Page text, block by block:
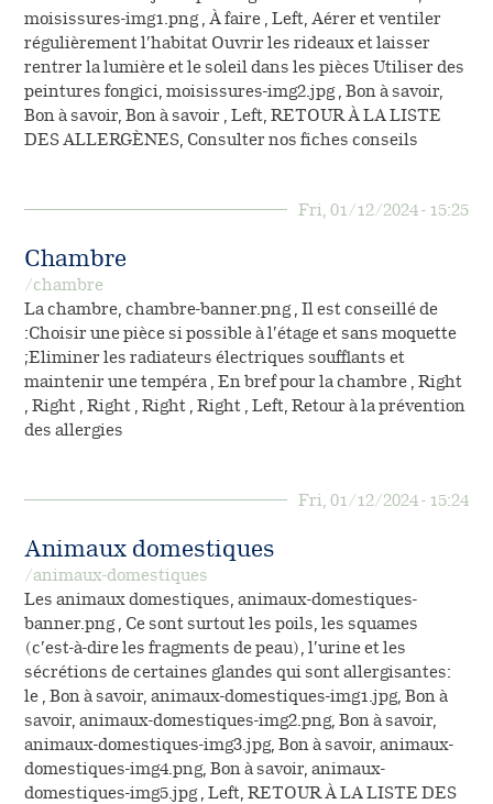
moisissures-img1.png , À faire , Left, Aérer et ventiler
régulièrement l’habitat Ouvrir les rideaux et laisser
rentrer la lumière et le soleil dans les pièces Utiliser des
peintures fongici, moisissures-img2.jpg , Bon à savoir,
Bon à savoir, Bon à savoir , Left, RETOUR À LA LISTE
DES ALLERGÈNES, Consulter nos fiches conseils
Fri, 01/12/2024 - 15:25
Chambre
/chambre
La chambre, chambre-banner.png , Il est conseillé de
:Choisir une pièce si possible à l’étage et sans moquette
;Eliminer les radiateurs électriques soufflants et
maintenir une tempéra , En bref pour la chambre , Right
, Right , Right , Right , Right , Left, Retour à la prévention
des allergies
Fri, 01/12/2024 - 15:24
Animaux domestiques
/animaux-domestiques
Les animaux domestiques, animaux-domestiques-
banner.png , Ce sont surtout les poils, les squames
(c’est-à-dire les fragments de peau), l’urine et les
sécrétions de certaines glandes qui sont allergisantes:
le , Bon à savoir, animaux-domestiques-img1.jpg, Bon à
savoir, animaux-domestiques-img2.png, Bon à savoir,
animaux-domestiques-img3.jpg, Bon à savoir, animaux-
domestiques-img4.png, Bon à savoir, animaux-
domestiques-img5.jpg , Left, RETOUR À LA LISTE DES